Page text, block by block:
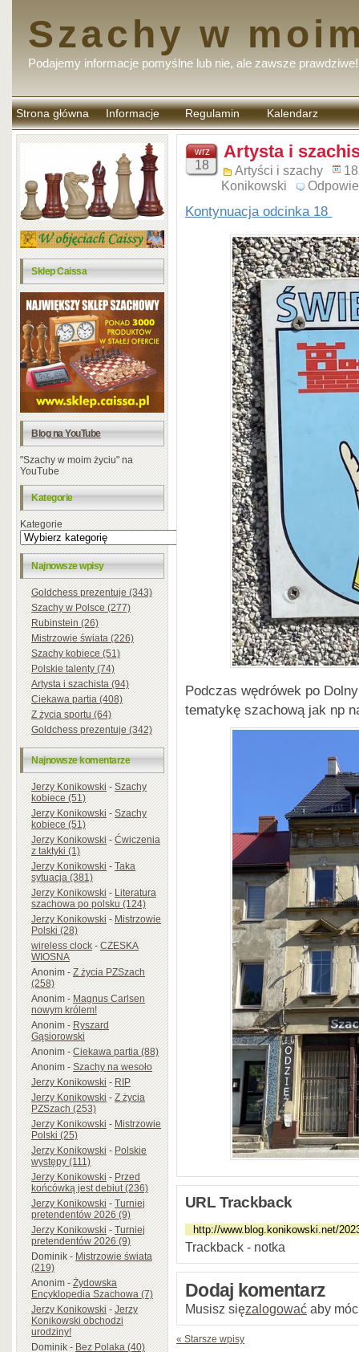
Szachy w
Podajemy informacje pomyślne lub nie, ale zawsze prawdziwe!
Strona główna Informacje Regulamin
komentarzy
Kalendarz
Sklep Caissa
Blog na YouTube
"Szachy w moim życiu" na
YouTube
Kategorie
Kategorie
Najnowsze wpisy
Goldchess prezentuje (343)
Szachy w Polsce (277)
Rubinstein (26)
Mistrzowie świata (226)
Szachy kobiece (51)
Polskie talenty (74)
Artysta i szachista (94)
Ciekawa partia (408)
Z życia sportu (64)
Goldchess prezentuje (342)
Najnowsze komentarze
Jerzy Konikowski-Szachy
kobiece (51)
Jerzy Konikowski-Szachy
kobiece (51)
Jerzy Konikowski-Ćwiczenia
z taktyki (1)
Jerzy Konikowski-Taka
sytuacja (381)
Jerzy Konikowski-Literatura
szachowa po polsku (124)
Jerzy Konikowski-Mistrzowie
Polski (28)
wireless clock-CZESKA
WIOSNA
Anonim-Z życia PZSzach
(258)
Anonim-Magnus Carlsen
nowym królem!
Anonim-Ryszard
Gąsiorowski
Anonim-Ciekawa partia (88)
Anonim-Szachy na wesoło
Jerzy Konikowski-RIP
Jerzy Konikowski-Z życia
PZSzach (253)
Jerzy Konikowski-Mistrzowie
Polski (25)
Jerzy Konikowski-Polskie
występy (111)
Jerzy Konikowski-Przed
końcówką jest debiut (236)
Jerzy Konikowski-Turniej
pretendentów 2026 (9)
Jerzy Konikowski-Turniej
pretendentów 2026 (9)
Dominik-Mistrzowie świata
(219)
Anonim-Żydowska
Encyklopedia Szachowa (7)
Jerzy Konikowski-Jerzy
Konikowski obchodzi
urodziny!
Dominik-Bez Polaka (40)
wrz
18
Artysta i
Artyści i szachy
Konikowski
Kontynuacja odcinka 18
Podczas wędrówek po
tematykę szachową jak np
URL Trackback
Trackback - notka
Dodaj komentarz
Musisz sięzalogować aby
« Starsze wpisy